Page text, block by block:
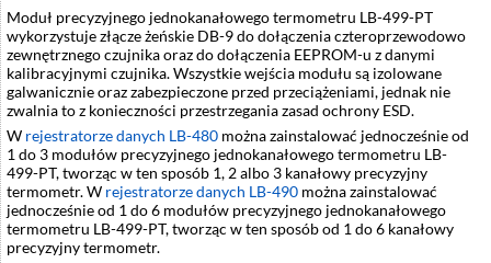
Moduł precyzyjnego jednokanałowego termometru LB-499-PT
wykorzystuje złącze żeńskie DB-9 do dołączenia czteroprzewodowo
zewnętrznego czujnika oraz do dołączenia EEPROM-u z danymi
kalibracyjnymi czujnika. Wszystkie wejścia modułu są izolowane
galwanicznie oraz zabezpieczone przed przeciążeniami, jednak nie
zwalnia to z konieczności przestrzegania zasad ochrony ESD.
W rejestratorze danych LB-480 można zainstalować jednocześnie od
1 do 3 modułów precyzyjnego jednokanałowego termometru LB-
499-PT, tworząc w ten sposób 1, 2 albo 3 kanałowy precyzyjny
termometr. W rejestratorze danych LB-490 można zainstalować
jednocześnie od 1 do 6 modułów precyzyjnego jednokanałowego
termometru LB-499-PT, tworząc w ten sposób od 1 do 6 kanałowy
precyzyjny termometr.